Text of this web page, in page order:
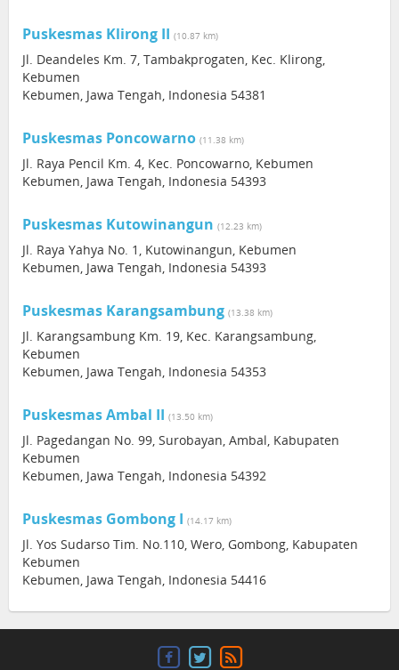
Puskesmas Klirong II (10.87 km)
Jl. Deandeles Km. 7, Tambakprogaten, Kec. Klirong,
Kebumen
Kebumen, Jawa Tengah, Indonesia 54381
Puskesmas Poncowarno (11.38 km)
Jl. Raya Pencil Km. 4, Kec. Poncowarno, Kebumen
Kebumen, Jawa Tengah, Indonesia 54393
Puskesmas Kutowinangun (12.23 km)
Jl. Raya Yahya No. 1, Kutowinangun, Kebumen
Kebumen, Jawa Tengah, Indonesia 54393
Puskesmas Karangsambung (13.38 km)
Jl. Karangsambung Km. 19, Kec. Karangsambung,
Kebumen
Kebumen, Jawa Tengah, Indonesia 54353
Puskesmas Ambal II (13.50 km)
Jl. Pagedangan No. 99, Surobayan, Ambal, Kabupaten
Kebumen
Kebumen, Jawa Tengah, Indonesia 54392
Puskesmas Gombong I (14.17 km)
Jl. Yos Sudarso Tim. No.110, Wero, Gombong, Kabupaten
Kebumen
Kebumen, Jawa Tengah, Indonesia 54416